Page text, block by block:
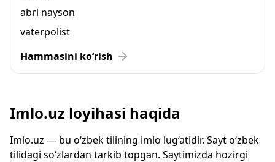
abri nayson
vaterpolist
Hammasini ko‘rish
Imlo.uz loyihasi haqida
Imlo.uz — bu o‘zbek tilining imlo lug‘atidir. Sayt o‘zbek
tilidagi so‘zlardan tarkib topgan. Saytimizda hozirgi